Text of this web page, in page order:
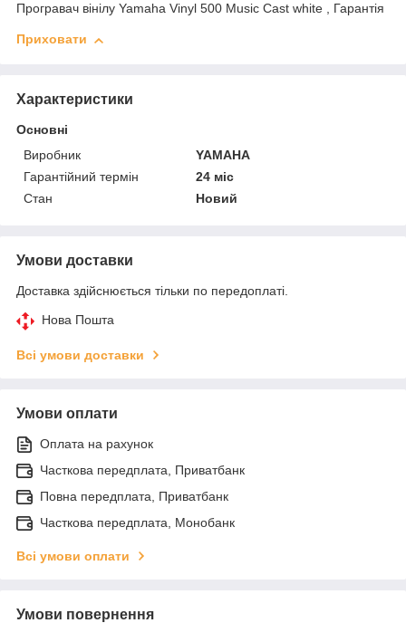
Програвач вінілу Yamaha Vinyl 500 Music Cast white , Гарантія
Приховати
Характеристики
Основні
Виробник
YAMAHA
Гарантійний термін
24 міс
Стан
Новий
Умови доставки
Доставка здійснюється тільки по передоплаті.
Нова Пошта
Всі умови доставки
Умови оплати
Оплата на рахунок
Часткова передплата, Приватбанк
Повна передплата, Приватбанк
Часткова передплата, Монобанк
Всі умови оплати
Умови повернення